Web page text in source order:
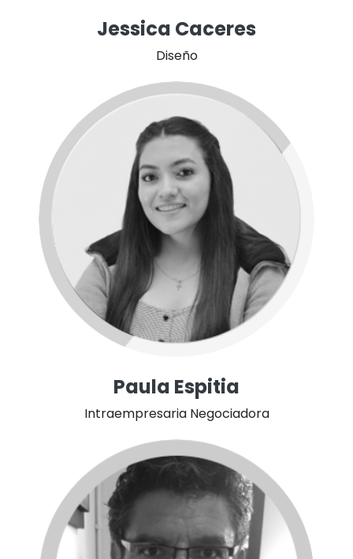
Jessica Caceres
Diseño
Paula Espitia
Intraempresaria Negociadora